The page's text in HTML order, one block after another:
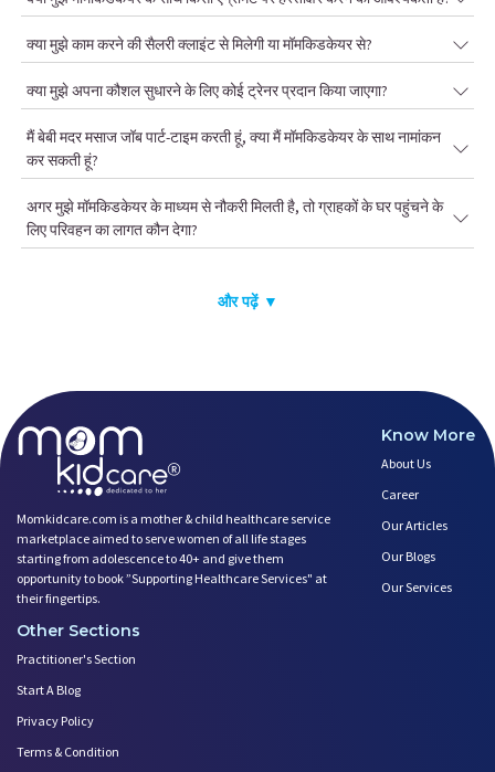
क्या मुझे काम करने की सैलरी क्लाइंट से मिलेगी या मॉमकिडकेयर से?
क्या मुझे अपना कौशल सुधारने के लिए कोई ट्रेनर प्रदान किया जाएगा?
मैं बेबी मदर मसाज जॉब पार्ट-टाइम करती हूं, क्या मैं मॉमकिडकेयर के साथ नामांकन
कर सकती हूं?
अगर मुझे मॉमकिडकेयर के माध्यम से नौकरी मिलती है, तो ग्राहकों के घर पहुंचने के
लिए परिवहन का लागत कौन देगा?
और पढ़ें ▼
Momkidcare.com is a mother & child healthcare service
marketplace aimed to serve women of all life stages
starting from adolescence to 40+ and give them
opportunity to book ”Supporting Healthcare Services" at
their fingertips.
Know More
About Us
Career
Our Articles
Our Blogs
Our Services
Other Sections
Practitioner's Section
Start A Blog
Privacy Policy
Terms & Condition